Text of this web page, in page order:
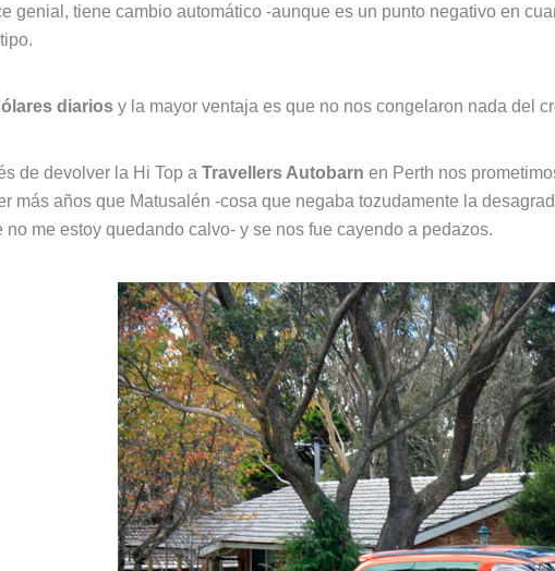
genial, tiene cambio automático -aunque es un punto negativo en
diarios y la mayor ventaja es que no nos congelaron nada del
de devolver la Hi Top a Travellers Autobarn en Perth nos
más años que Matusalén -cosa que negaba tozudamente la
no me estoy quedando calvo- y se nos fue cayendo a pedazos.